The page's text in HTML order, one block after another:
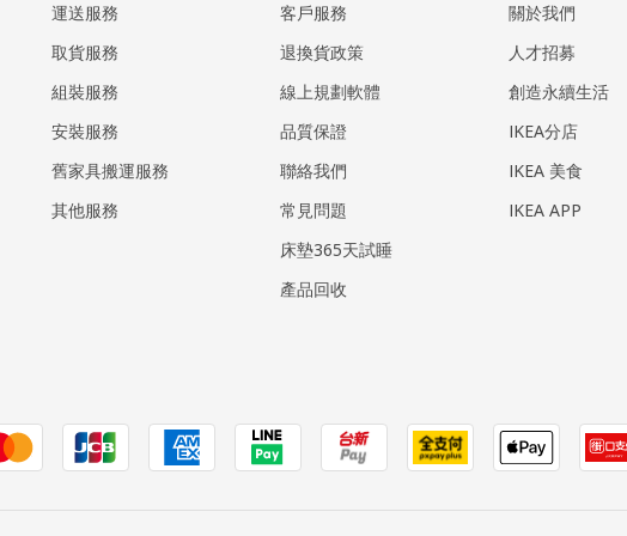
運送服務
取貨服務
組裝服務
安裝服務
​舊家具搬運服務
其他服務
客戶服務
退換貨政策
線上規劃軟體
品質保證
聯絡我們
常見問題
床墊365天試睡
產品回收
關於我們
人才招募
創造永續生活
IKEA分店
IKEA 美食
IKEA APP